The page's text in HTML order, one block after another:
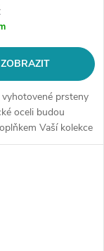
ZOBRAZIT
vyhotovené prsteny
oceli budou
Vaší kolekce
chirurgická